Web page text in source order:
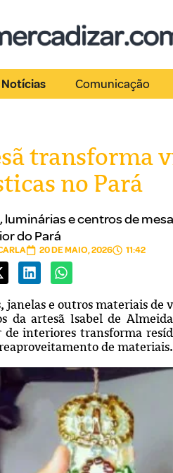
Comunicação
transforma
no Pará
luminárias e centros de
do Pará
20 DE MAIO, 2026 11:42
janelas e outros materiais de
da artesã Isabel de
de interiores transforma
de materiais.